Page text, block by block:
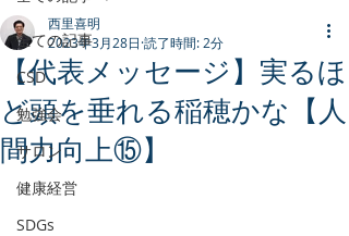
全ての記事
CSD
勉強会
サロン
健康経営
SDGs
【代表メッセージ】実るほ
ど頭を垂れる稲穂かな【人
間力向上⑮】
西里喜明
2023年3月28日 読了時間: 2分